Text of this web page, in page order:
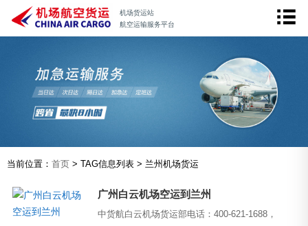
机场货运站
航空运输服务平台
当前位置： 首页 > TAG信息列表 > 兰州机场货运
广州白云机场空运到兰州
中货航白云机场货运部电话：400-621-1688，